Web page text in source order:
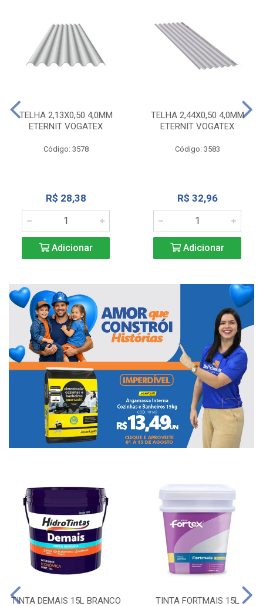
TELHA 2,13X0,50 4,0MM
ETERNIT VOGATEX
Código: 3578
R$ 28,38
Adicionar
TELHA 2,44X0,50 4,0MM
ETERNIT VOGATEX
Código: 3583
R$ 32,96
Adicionar
TINTA DEMAIS 15L BRANCO TINTA FORTMAIS 15L